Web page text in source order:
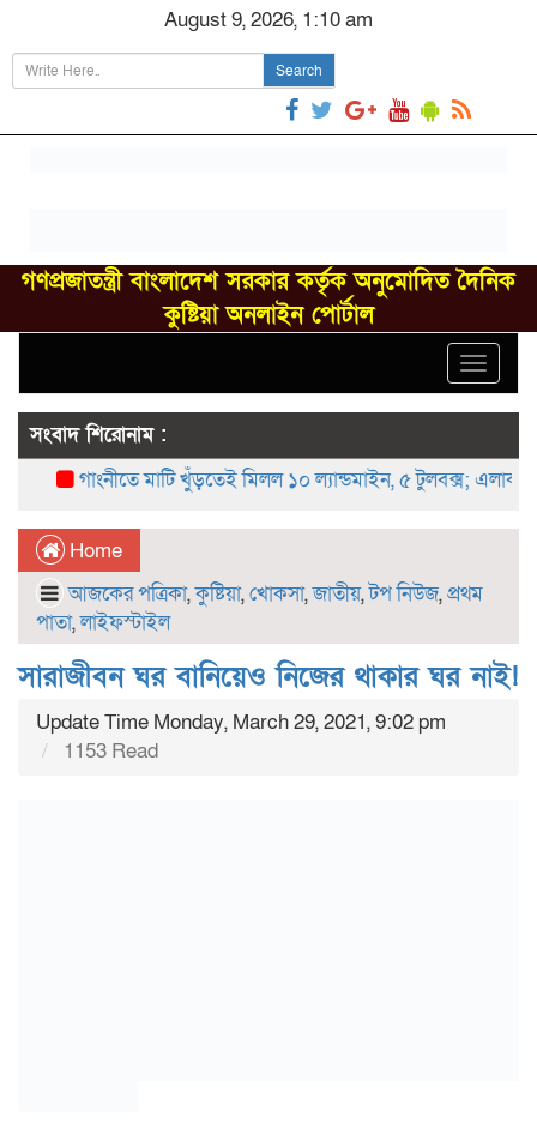
August 9, 2026, 1:10 am
Search
গণপ্রজাতন্ত্রী বাংলাদেশ সরকার কর্তৃক অনুমোদিত দৈনিক
কুষ্টিয়া অনলাইন পোর্টাল
Toggle
সংবাদ শিরোনাম :
গাংনীতে মাটি খুঁড়তেই মিলল ১০ ল্যান্ডমাইন, ৫ টুলবক্স; এলাকায়
Home
আজকের পত্রিকা,কুষ্টিয়া,খোকসা,জাতীয়,টপ নিউজ,প্রথম
পাতা,লাইফস্টাইল
সারাজীবন ঘর বানিয়েও নিজের থাকার ঘর নাই!
Update Time Monday, March 29, 2021, 9:02 pm
1153 Read